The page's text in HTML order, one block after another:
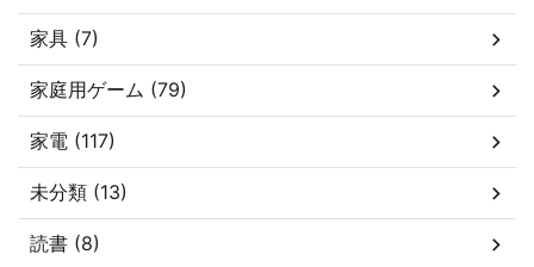
家具 (7)
家庭用ゲーム (79)
家電 (117)
未分類 (13)
読書 (8)